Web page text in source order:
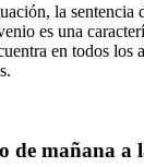
la sentencia
es una
en todos los
de mañana a